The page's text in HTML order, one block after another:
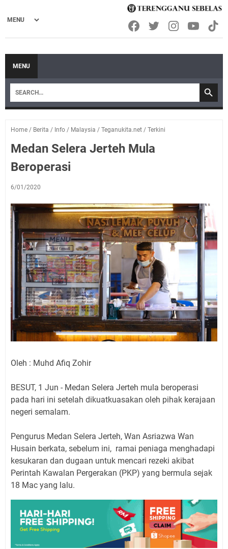
MENU
Home / Berita / Info / Malaysia / Teganukita.net / Terkini
Medan Selera Jerteh Mula
Beroperasi
6/01/2020
Oleh : Muhd Afiq Zohir
BESUT, 1 Jun - Medan Selera Jerteh mula beroperasi
pada hari ini setelah dikuatkuasakan oleh pihak kerajaan
negeri semalam.
Pengurus Medan Selera Jerteh, Wan Asriazwa Wan
Husain berkata, sebelum ini, ramai peniaga menghadapi
kesukaran dan dugaan untuk mencari rezeki akibat
Perintah Kawalan Pergerakan (PKP) yang bermula sejak
18 Mac yang lalu.